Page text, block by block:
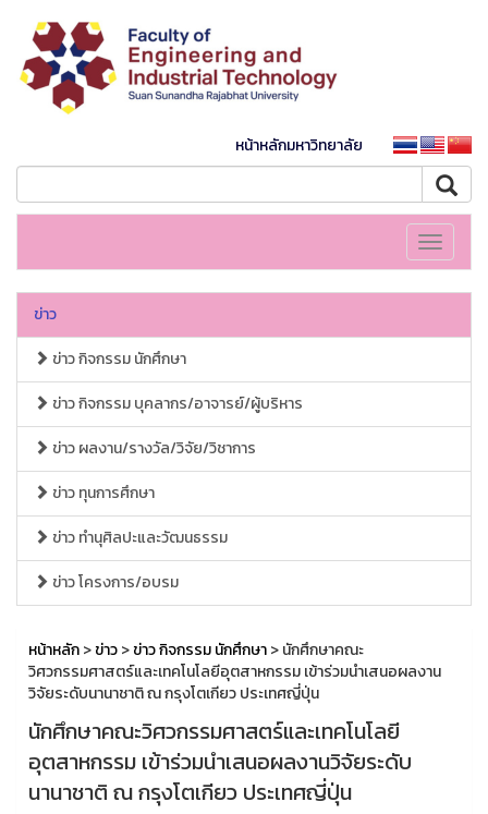
หน้าหลักมหาวิทยาลัย
Toggle
ข่าว
ข่าว กิจกรรม นักศึกษา
ข่าว กิจกรรม บุคลากร/อาจารย์/ผู้บริหาร
ข่าว ผลงาน/รางวัล/วิจัย/วิชาการ
ข่าว ทุนการศึกษา
ข่าว ทำนุศิลปะและวัฒนธรรม
ข่าว โครงการ/อบรม
หน้าหลัก>ข่าว>ข่าว กิจกรรม นักศึกษา> นักศึกษาคณะ
วิศวกรรมศาสตร์และเทคโนโลยีอุตสาหกรรม เข้าร่วมนำเสนอผลงาน
วิจัยระดับนานาชาติ ณ กรุงโตเกียว ประเทศญี่ปุ่น
นักศึกษาคณะวิศวกรรมศาสตร์และเทคโนโลยี
อุตสาหกรรม เข้าร่วมนำเสนอผลงานวิจัยระดับ
นานาชาติ ณ กรุงโตเกียว ประเทศญี่ปุ่น